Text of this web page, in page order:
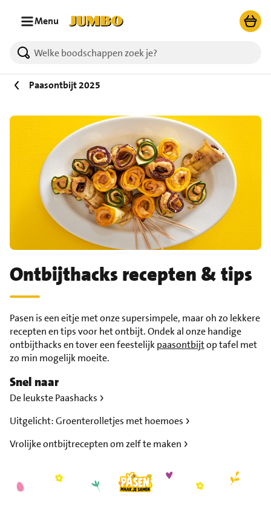
Menu
Paasontbijt 2025
Ontbijthacks recepten & tips
Pasen is een eitje met onze supersimpele, maar oh zo lekkere
recepten en tips voor het ontbijt. Ondek al onze handige
ontbijthacks en tover een feestelijkpaasontbijtop tafel met
zo min mogelijk moeite.
Snel naar
De leukste Paashacks
Uitgelicht: Groenterolletjes met hoemoes
Vrolijke ontbijtrecepten om zelf te maken